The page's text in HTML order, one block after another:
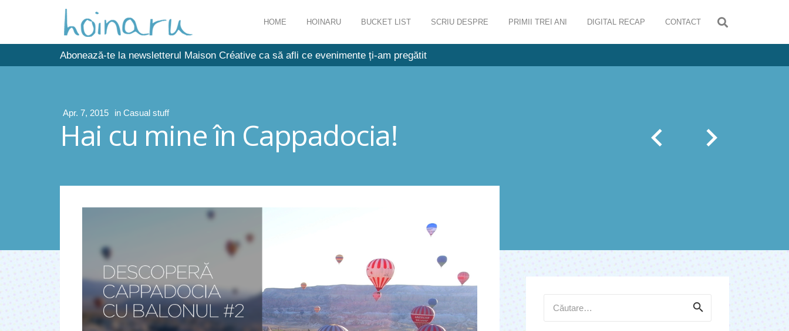
HOME HOINARU BUCKET LIST SCRIU DESPRE PRIMII TREI ANI DIGITAL RECAP CONTACT
Abonează-te la newsletterul Maison Créative ca să afli ce evenimente ți-am pregătit
Apr. 7, 2015 in Casual stuff
Hai cu mine în Cappadocia!
după: